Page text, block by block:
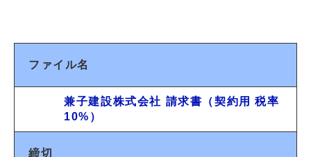
ファイル名
兼子建設株式会社 請求書（契約用 税率
10%）
締切